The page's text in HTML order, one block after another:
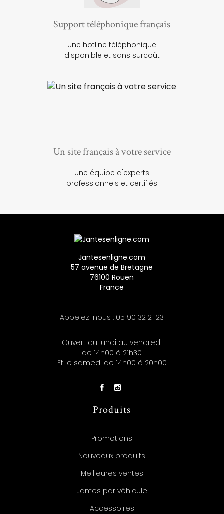
Support téléphonique français
Une hotline téléphonique
disponible et sans surcoût
Un site français à votre service
Une équipe d'experts
professionnels et certifiés
Jantesenligne.com
57 avenue de Bretagne
76100 Rouen
France
Appelez-nous : 05 90 32 21 23
Ouvert du lundi au vendredi
de 14h00 à 21h30
Et le samedi de 14h00 à 20h00
Produits
Promotions
Nouveaux produits
Meilleures ventes
Jantes par véhicule
Accessoires